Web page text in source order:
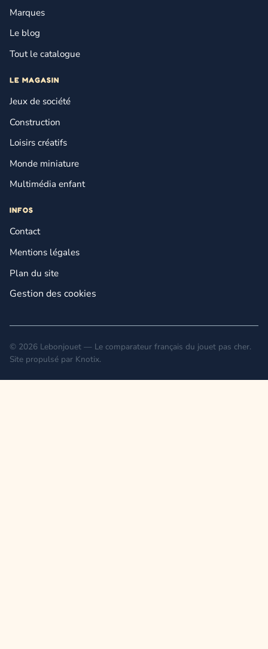
Marques
Le blog
Tout le catalogue
LE MAGASIN
Jeux de société
Construction
Loisirs créatifs
Monde miniature
Multimédia enfant
INFOS
Contact
Mentions légales
Plan du site
Gestion des cookies
© 2026 Lebonjouet — Le comparateur français du jouet pas cher.
Site propulsé par Knotix.